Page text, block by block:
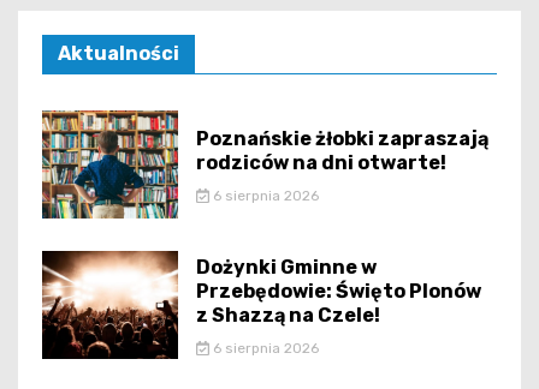
Aktualności
Poznańskie żłobki zapraszają
rodziców na dni otwarte!
6 sierpnia 2026
Dożynki Gminne w
Przebędowie: Święto Plonów
z Shazzą na Czele!
6 sierpnia 2026